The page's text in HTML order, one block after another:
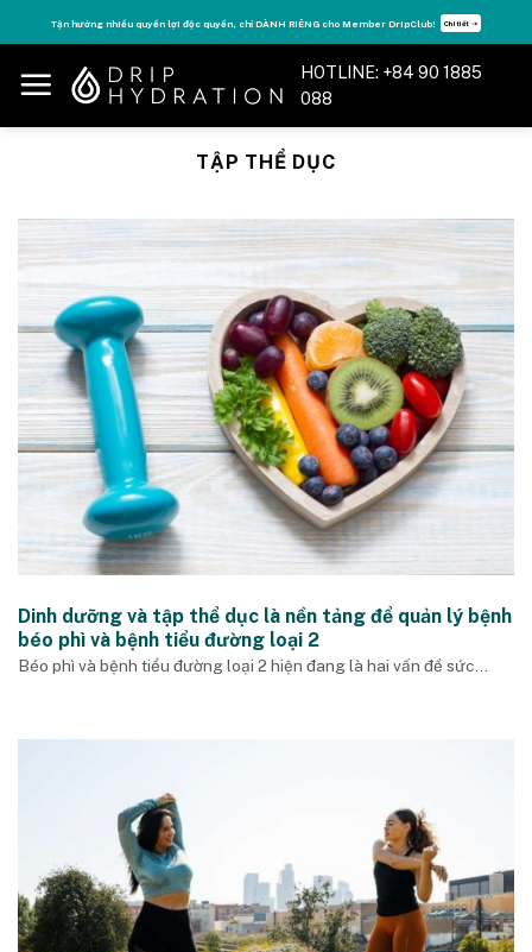
to
content
Tận hưởng nhiều quyền lợi độc quyền, chỉ DÀNH RIÊNG cho Member DripClub! Chi tiết ➝
HOTLINE: +84 90 1885
088
TẬP THỂ DỤC
Dinh dưỡng và tập thể dục là nền tảng để quản lý bệnh
béo phì và bệnh tiểu đường loại 2
Béo phì và bệnh tiểu đường loại 2 hiện đang là hai vấn đề sức...